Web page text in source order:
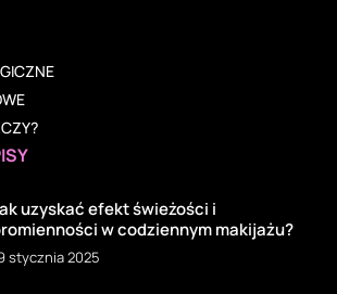
uzyskać efekt świeżości i
w codziennym makijażu?
stycznia 2025